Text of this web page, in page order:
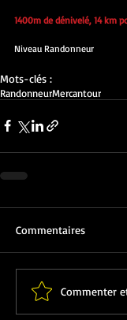
1400m de dénivelé, 14 km
Niveau Randonneur
Mots-clés :
RandonneurMercantour
Commentaires
Commenter